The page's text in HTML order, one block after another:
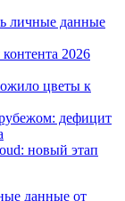
личные данные
2026
цветы к
дефицит
новый этап
данные от